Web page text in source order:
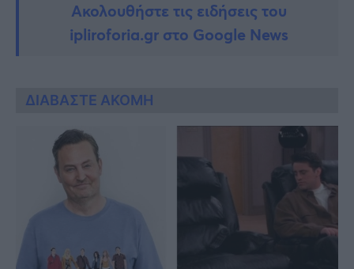
Ακολουθήστε τις ειδήσεις του
ipliroforia.gr στο Google News
ΔΙΑΒΑΣΤΕ ΑΚΟΜΗ